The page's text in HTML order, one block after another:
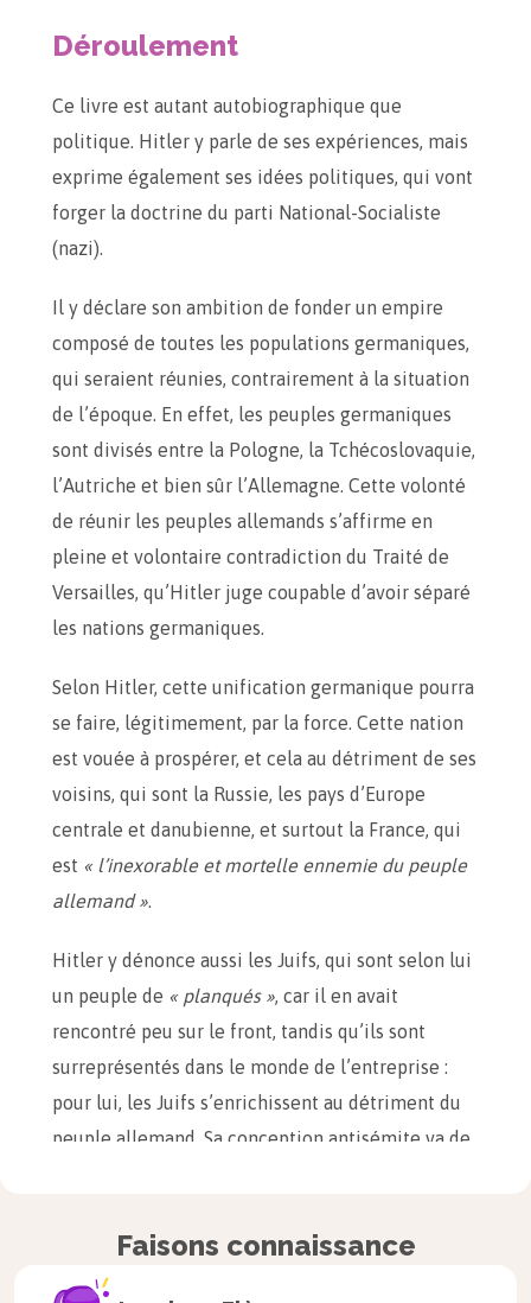
Déroulement
Ce livre est autant autobiographique que
politique. Hitler y parle de ses expériences, mais
exprime également ses idées politiques, qui vont
forger la doctrine du parti National-Socialiste
(nazi).
Il y déclare son ambition de fonder un empire
composé de toutes les populations germaniques,
qui seraient réunies, contrairement à la situation
de l’époque. En effet, les peuples germaniques
sont divisés entre la Pologne, la Tchécoslovaquie,
l’Autriche et bien sûr l’Allemagne. Cette volonté
de réunir les peuples allemands s’affirme en
pleine et volontaire contradiction du Traité de
Versailles, qu’Hitler juge coupable d’avoir séparé
les nations germaniques.
Selon Hitler, cette unification germanique pourra
se faire, légitimement, par la force. Cette nation
est vouée à prospérer, et cela au détriment de ses
voisins, qui sont la Russie, les pays d’Europe
centrale et danubienne, et surtout la France, qui
est « l’inexorable et mortelle ennemie du peuple
allemand ».
Hitler y dénonce aussi les Juifs, qui sont selon lui
un peuple de « planqués », car il en avait
rencontré peu sur le front, tandis qu’ils sont
surreprésentés dans le monde de l’entreprise :
pour lui, les Juifs s’enrichissent au détriment du
peuple allemand. Sa conception antisémite va de
inférieures.Faisons connaissance